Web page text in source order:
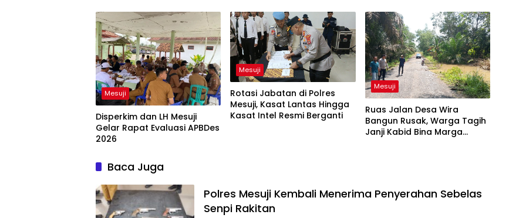
Mesuji
Disperkim dan LH Mesuji
Gelar Rapat Evaluasi APBDes
2026
Mesuji
Rotasi Jabatan di Polres
Mesuji, Kasat Lantas Hingga
Kasat Intel Resmi Berganti
Mesuji
Ruas Jalan Desa Wira
Bangun Rusak, Warga Tagih
Janji Kabid Bina Marga
Baca Juga
Polres Mesuji Kembali Menerima Penyerahan Sebelas
Senpi Rakitan